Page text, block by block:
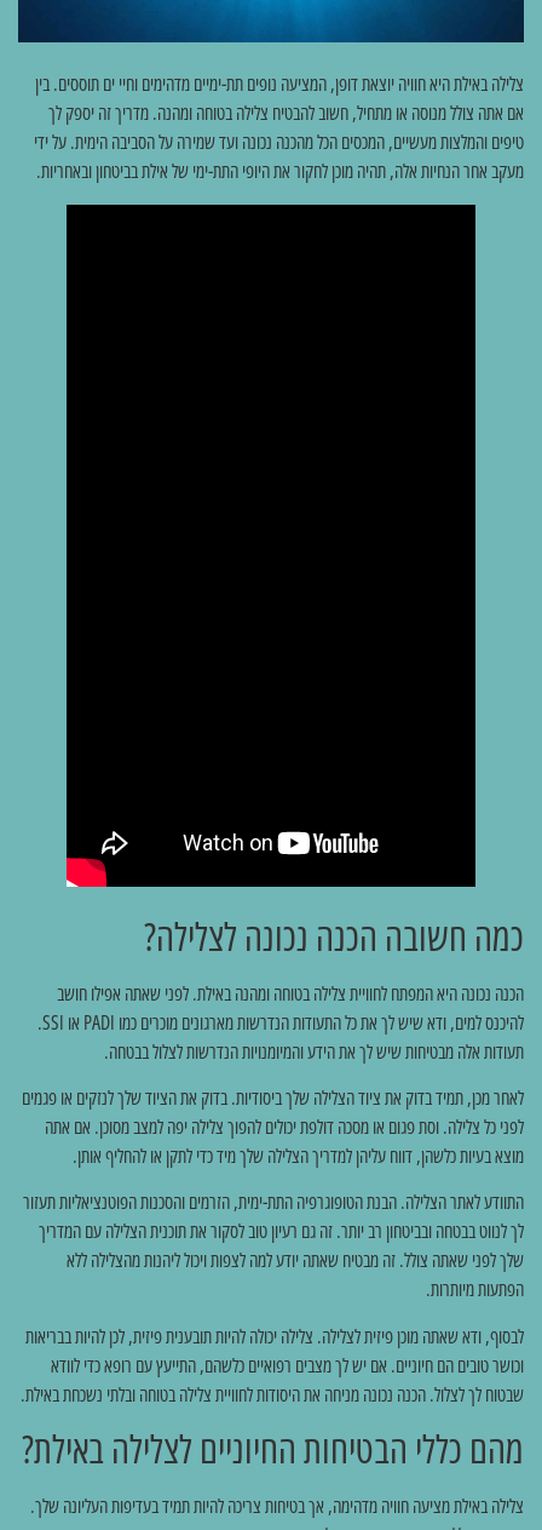
צלילה באילת היא חוויה יוצאת דופן, המציעה נופים תת-ימיים מדהימים וחיי ים תוססים. בין
אם אתה צולל מנוסה או מתחיל, חשוב להבטיח צלילה בטוחה ומהנה. מדריך זה יספק לך
טיפים והמלצות מעשיים, המכסים הכל מהכנה נכונה ועד שמירה על הסביבה הימית. על ידי
מעקב אחר הנחיות אלה, תהיה מוכן לחקור את היופי התת-ימי של אילת בביטחון ובאחריות.
כמה חשובה הכנה נכונה לצלילה?
הכנה נכונה היא המפתח לחוויית צלילה בטוחה ומהנה באילת. לפני שאתה אפילו חושב
להיכנס למים, ודא שיש לך את כל התעודות הנדרשות מארגונים מוכרים כמו PADI או SSI.
תעודות אלה מבטיחות שיש לך את הידע והמיומנויות הנדרשות לצלול בבטחה.
לאחר מכן, תמיד בדוק את ציוד הצלילה שלך ביסודיות. בדוק את הציוד שלך לנזקים או פגמים
לפני כל צלילה. וסת פגום או מסכה דולפת יכולים להפוך צלילה יפה למצב מסוכן. אם אתה
מוצא בעיות כלשהן, דווח עליהן למדריך הצלילה שלך מיד כדי לתקן או להחליף אותן.
התוודע לאתר הצלילה. הבנת הטופוגרפיה התת-ימית, הזרמים והסכנות הפוטנציאליות תעזור
לך לנווט בבטחה ובביטחון רב יותר. זה גם רעיון טוב לסקור את תוכנית הצלילה עם המדריך
שלך לפני שאתה צולל. זה מבטיח שאתה יודע למה לצפות ויכול ליהנות מהצלילה ללא
הפתעות מיותרות.
לבסוף, ודא שאתה מוכן פיזית לצלילה. צלילה יכולה להיות תובענית פיזית, לכן להיות בבריאות
וכושר טובים הם חיוניים. אם יש לך מצבים רפואיים כלשהם, התייעץ עם רופא כדי לוודא
שבטוח לך לצלול. הכנה נכונה מניחה את היסודות לחוויית צלילה בטוחה ובלתי נשכחת באילת.
מהם כללי הבטיחות החיוניים לצלילה באילת?
צלילה באילת מציעה חוויה מדהימה, אך בטיחות צריכה להיות תמיד בעדיפות העליונה שלך.